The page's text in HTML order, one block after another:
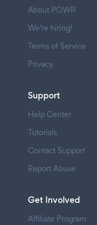
About POWR
We're hiring!
Terms of Service
Privacy
Support
Help Center
Tutorials
Contact Support
Report Abuse
Get Involved
Affiliate Program